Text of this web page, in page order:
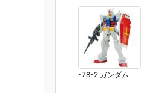
-78-2 ガンダム